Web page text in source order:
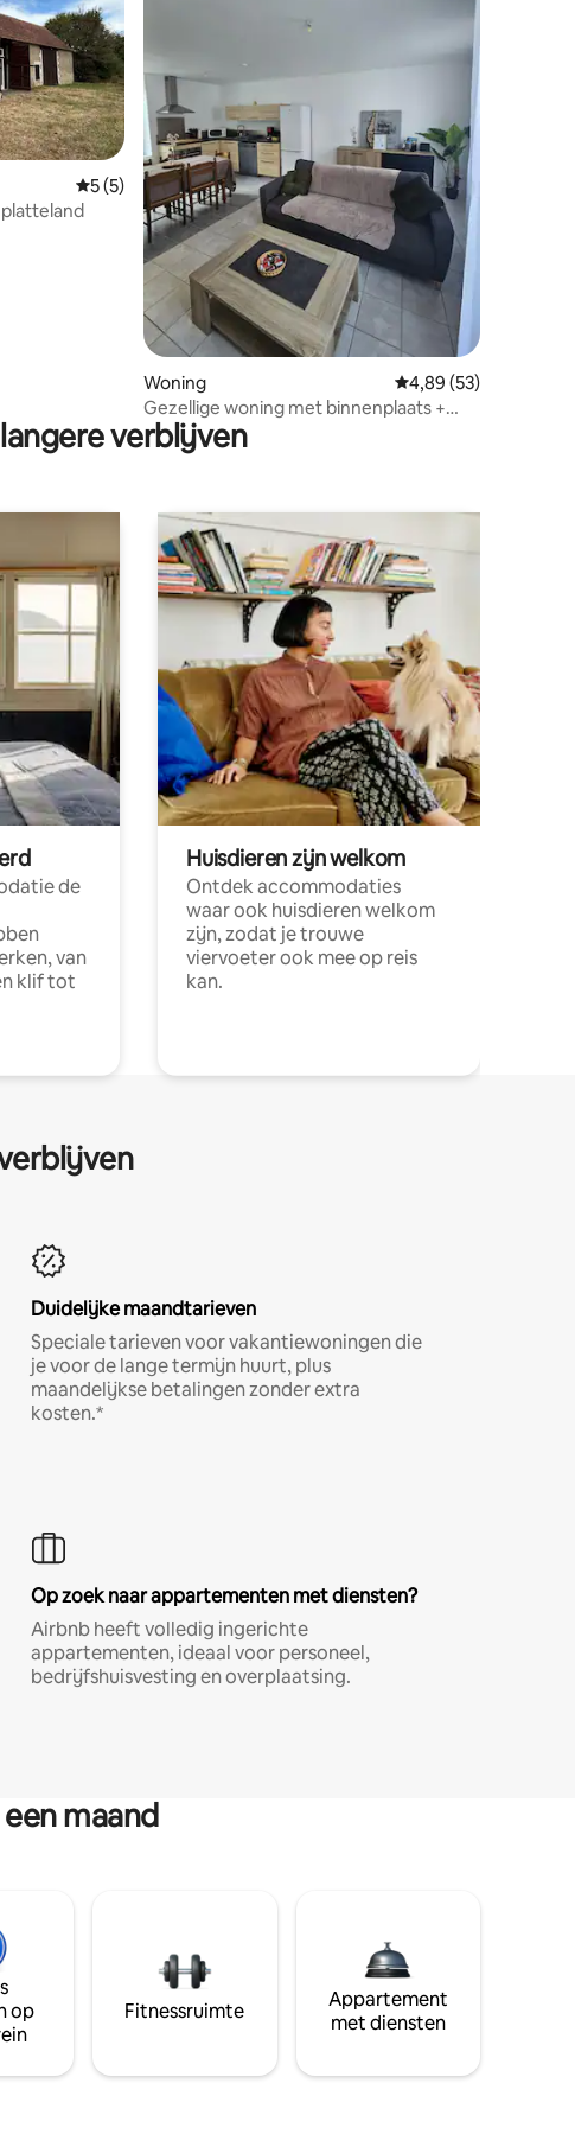
43 recensies
Gemiddelde beoordeling van 5 op 5, 5 recensies
5 (5)
Woning Gemiddelde
4,89 (53)
Gezellige woning met binnenplaats +
bijgebouw •
verblijven
de
van
klif tot
Huisdieren zijn welkom
Ontdek accommodaties
waar ook huisdieren welkom
zijn, zodat je trouwe
viervoeter ook mee op reis
kan.
Duidelijke maandtarieven
Speciale tarieven voor vakantiewoningen die
je voor de lange termijn huurt, plus
maandelijkse betalingen zonder extra
kosten.*
Op zoek naar appartementen met diensten?
Airbnb heeft volledig ingerichte
appartementen, ideaal voor personeel,
bedrijfshuisvesting en overplaatsing.
maand
op
Fitnessruimte
Appartement
met diensten